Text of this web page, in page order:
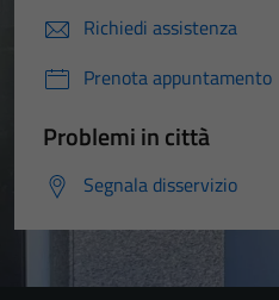
Richiedi assistenza
Prenota appuntamento
Problemi in città
Segnala disservizio